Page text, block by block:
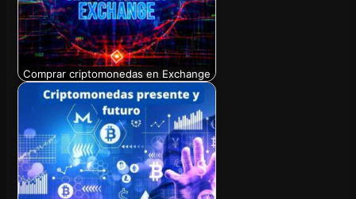
Comprar criptomonedas en Exchange